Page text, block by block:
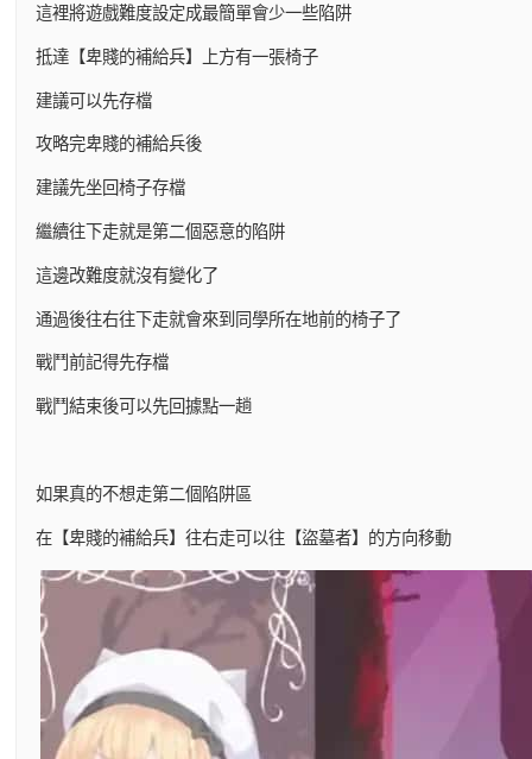
這裡將遊戲難度設定成最簡單會少一些陷阱
抵達【卑賤的補給兵】上方有一張椅子
建議可以先存檔
攻略完卑賤的補給兵後
建議先坐回椅子存檔
繼續往下走就是第二個惡意的陷阱
這邊改難度就沒有變化了
通過後往右往下走就會來到同學所在地前的椅子了
戰鬥前記得先存檔
戰鬥結束後可以先回據點一趟
如果真的不想走第二個陷阱區
在【卑賤的補給兵】往右走可以往【盜墓者】的方向移動